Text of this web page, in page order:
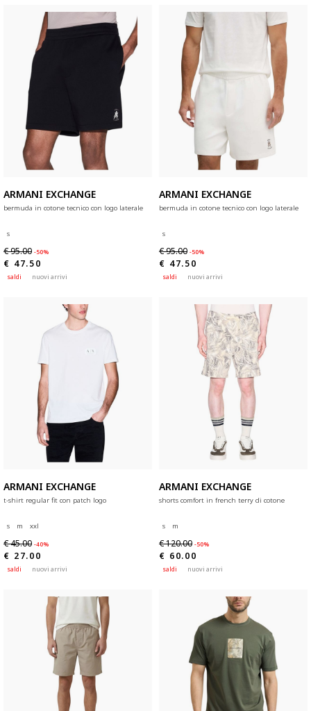
ARMANI EXCHANGE
bermuda in cotone tecnico con logo laterale
s
€ 95.00 -50%
€ 47.50
saldi nuovi arrivi
ARMANI EXCHANGE
bermuda in cotone tecnico con logo laterale
s
€ 95.00 -50%
€ 47.50
saldi nuovi arrivi
ARMANI EXCHANGE
t-shirt regular fit con patch logo
s m xxl
€ 45.00 -40%
€ 27.00
saldi nuovi arrivi
ARMANI EXCHANGE
shorts comfort in french terry di cotone
s m
€ 120.00 -50%
€ 60.00
saldi nuovi arrivi